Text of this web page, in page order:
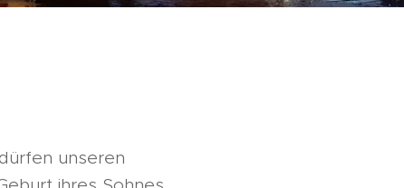
unseren